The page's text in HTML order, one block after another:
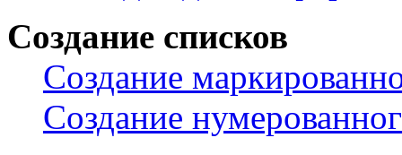
Создание списков
Создание
Создание